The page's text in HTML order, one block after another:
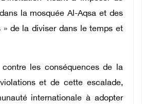
la mosquée Al-Aqsa et des
» de la diviser dans le temps et
les conséquences de la
et de cette escalade,
internationale à adopter